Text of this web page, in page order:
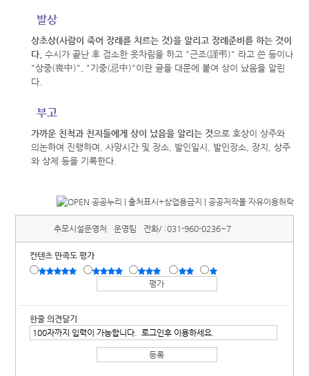
발상
상초상(사람이 죽어 장례를 치르는 것)을 알리고 장례준비를 하는 것이
다. 수시가 끝난 후 검소한 옷차림을 하고 "근조(謹弔)" 라고 쓴 등이나
"상중(喪中)", "기중(忌中)"이란 글을 대문에 붙여 상이 났음을 알린
다.
부고
가까운 친척과 친지들에게 상이 났음을 알리는 것으로 호상이 상주와
의논하여 진행하며, 사망시간 및 장소, 발인일시, 발인장소, 장지, 상주
와 상제 등을 기록한다.
추모시설운영처 운영팀 전화/ :031-960-0236~7
컨텐츠 만족도 평가
한줄 의견달기